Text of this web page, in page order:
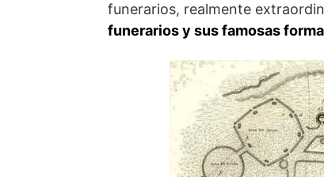
funerarios, realmente
funerarios y sus famosas